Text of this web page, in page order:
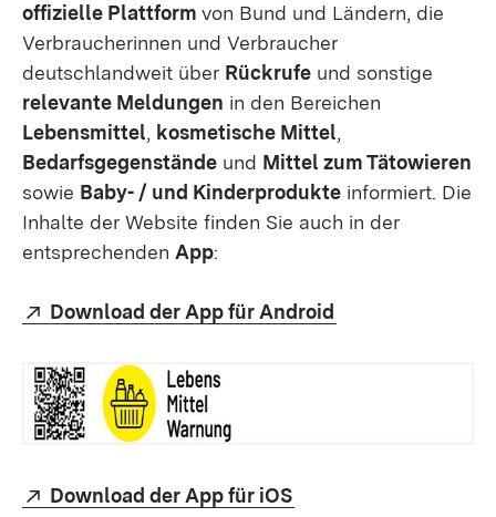
offizielle Plattform von Bund und Ländern, die
Verbraucherinnen und Verbraucher
deutschlandweit über Rückrufe und sonstige
relevante Meldungen in den Bereichen
Lebensmittel, kosmetische Mittel,
Bedarfsgegenstände und Mittel zum Tätowieren
sowie Baby- / und Kinderprodukte informiert. Die
Inhalte der Website finden Sie auch in der
entsprechenden App:
Extern:
Download der App für Android
Extern:
Download der App für iOS